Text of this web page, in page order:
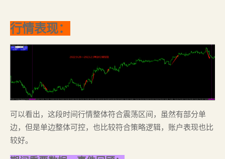
行情表现：
可以看出，这段时间行情整体符合震荡区间，虽然有部分单
边，但是单边整体可控，也比较符合策略逻辑，账户表现也比
较好。